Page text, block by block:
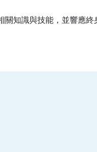
關知識與技能，並響應終